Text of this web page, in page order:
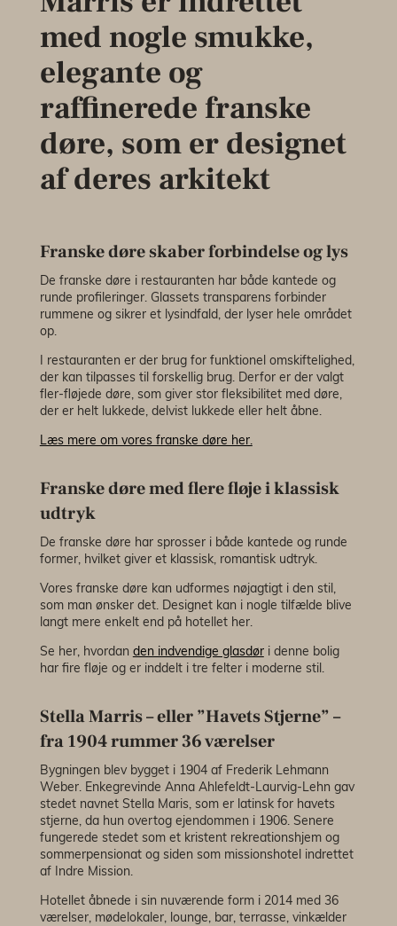
med nogle smukke,
elegante og
raffinerede franske
døre, som er designet
af deres arkitekt
Franske døre skaber forbindelse og lys
De franske døre i restauranten har både kantede og
runde profileringer. Glassets transparens forbinder
rummene og sikrer et lysindfald, der lyser hele området
op.
I restauranten er der brug for funktionel omskiftelighed,
der kan tilpasses til forskellig brug. Derfor er der valgt
fler-fløjede døre, som giver stor fleksibilitet med døre,
der er helt lukkede, delvist lukkede eller helt åbne.
Læs mere om vores franske døre her.
Franske døre med flere fløje i klassisk
udtryk
De franske døre har sprosser i både kantede og runde
former, hvilket giver et klassisk, romantisk udtryk.
Vores franske døre kan udformes nøjagtigt i den stil,
som man ønsker det. Designet kan i nogle tilfælde blive
langt mere enkelt end på hotellet her.
Se her, hvordan den indvendige glasdør i denne bolig
har fire fløje og er inddelt i tre felter i moderne stil.
Stella Marris – eller ”Havets Stjerne” –
fra 1904 rummer 36 værelser
Bygningen blev bygget i 1904 af Frederik Lehmann
Weber. Enkegrevinde Anna Ahlefeldt-Laurvig-Lehn gav
stedet navnet Stella Maris, som er latinsk for havets
stjerne, da hun overtog ejendommen i 1906. Senere
fungerede stedet som et kristent rekreationshjem og
sommerpensionat og siden som missionshotel indrettet
af Indre Mission.
Hotellet åbnede i sin nuværende form i 2014 med 36
værelser, mødelokaler, lounge, bar, terrasse, vinkælder